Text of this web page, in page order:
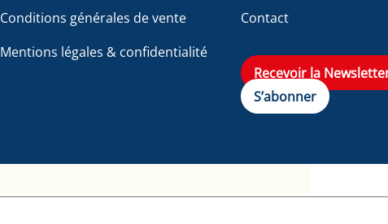
Conditions générales de vente
Mentions légales & confidentialité
Contact
Recevoir la
S’abonner